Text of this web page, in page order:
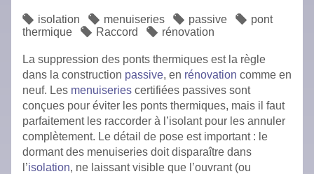
isolation menuiseries passive
pont
thermique
Raccord rénovation
La suppression des ponts thermiques est la règle
dans la construction passive, en rénovation comme en
neuf. Les menuiseries certifiées passives sont
conçues pour éviter les ponts thermiques, mais il faut
parfaitement les raccorder à l’isolant pour les annuler
complètement. Le détail de pose est important : le
dormant des menuiseries doit disparaître dans
l’isolation, ne laissant visible que l’ouvrant (ou